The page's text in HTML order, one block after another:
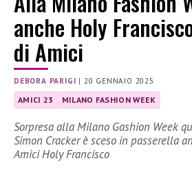
anche Holy
di Amici
DEBORA PARIGI | 20 GENNAIO 2025
AMICI 23 MILANO FASHION WEEK
Sorpresa alla Milano Gashion Week
Simon Cracker è sceso in passerella
Amici Holy Francisco